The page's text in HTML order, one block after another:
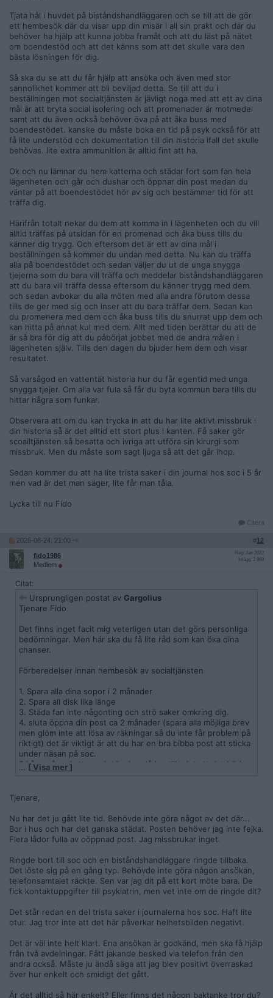
Tjata hål i huvdet på biståndshandläggaren och se till att de gör
ett hembesök där du visar upp din misär i all sin prakt och där du
behöver ha hjälp att kunna jobba framåt och att du läst på nätet
om boendestöd och att det känns som att det skulle vara den
bästa lösningen för dig.
Så ska du se att du får hjälp att ansöka och även med stor
sannolikhet kommer att bli beviljad detta. Se till att du i
beställningen mot socialtjänsten är jävligt noga med att ett av dina
mål är att bryta social isolering och att promenader är motmedel
samt att du även också behöver öva på att åka buss med
boendestödet. kanske du måste boka en tid på psyk också för att
få lite understöd och dokumentation till din historia ifall det skulle
behövas. lite extra ammunition är alltid fint att ha.
Ok och nu lämnar du hem katterna och städar fort som fan hela
lägenheten och går och dushar och öppnar din post medan du
väntar på att boendestödet hör av sig och bestämmer tid för att
träffa dig.
Härifrån totalt nekar du dem att komma in i lägenheten och du vill
alltid träffas på utsidan för en promenad och åka buss tills du
känner dig trygg. Och eftersom det är ett av dina mål i
beställningen så kommer du undan med detta. Nu kan du träffa
alla på boendestödet och sedan väljer du ut de unga snygga
tjejerna som du bara vill träffa och meddelar biståndshandläggaren
att du bara vill träffa dessa eftersom du känner trygg med dem.
och sedan avbokar du alla möten med alla andra förutom dessa
tills de ger med sig och inser att du bara träffar dem. Sedan kan
du promenera med dem och åka buss tills du snurrat upp dem och
kan hitta på annat kul med dem. Allt med tiden berättar du att de
är så bra för dig att du påbörjat jobbet med de andra målen i
lägenheten själv. Tills den dagen du bjuder hem dem och visar
resultatet.
Så varsågod en vattentät historia hur du får egentid med unga
snygga tjejer. Om alla var fula så får du byta kommun bara tills du
hittar några som funkar.
Observera att om du kan trycka in att du har lite aktivt missbruk i
din historia så är det alltid ett stort plus i kanten. Få saker gör
scoailtjänsten så besatta och ivriga att utföra sin kirurgi som
missbruk. Men du måste som sagt ljuga så att det går ihop.
Sedan kommer du att ha lite trista saker i din journal hos soc i 5 år
men vad är det man säger, lite får man tåla.
Lycka till nu Fido
Citera
2025-08-24, 21:00 #12
fido1986
Medlem
Reg: Jan 2022
Inlägg: 2 969
Citat:
Ursprungligen postat av Gargolius
Tjenare Fido
Det finns inget facit mig veterligen utan det görs personliga
bedömningar. Men här ska du få lite råd som kan öka dina
chanser.
Förberedelser innan hembesök av socialtjänsten
1. Spara alla dina sopor i 2 månader
2. Spara all disk lika länge
3. Städa fan inte någonting och strö saker omkring dig.
4. sluta öppna din post ca 2 månader (spara alla möjliga brev
men glöm inte att lösa av räkningar så du inte får problem på
riktigt) det är viktigt är att du har en bra bibba post att sticka
under näsan på soc.
5 Låna några katter och töm inte lådan tills det att det börjar
lukta gött
sönderstressad (det kan vem som helst göra spela lite suicid
dig) här inne pratar du flitigt om att du behöver ha hjälp med
struktur i vardagen äter mat och får lite justa mediciner och
du kan absolut inte tänka dig att gå hem de närmsta dagarna
eftersom du mår så jävla dåligt
OBS var i förberedelserna också noga med att lukten inte går
ut i trappuppgången etc för då får du småstäda lite under
tiden!!!!
Gör precis så som du skrev, kontakta socialtjänsten och be
att få tala med en biståndshandläggare. Här säger du sedan
hur jävla svårt livet är, du har sopor och disk staplade längs
med väggarna, Du luktar hummer eftersom tvättmaskinen
gick sönder i fjol och din sociala fobi gör att du ändå inte
träffat någon de senaste 5 åren och att du även har svårt att
duscha eftersom du inte har tid eftersom du spelar tv-spel
dygnet runt. Säg att det kommit klagomål från grannarna på
lukt i trappuppgången och att hyresvärden varnat dig och du
… [ Visa mer ]
Tjenare,
Nu har det ju gått lite tid. Behövde inte göra något av det där...
Bor i hus och har det ganska städat. Posten behöver jag inte fejka.
Flera lådor fulla av oöppnad post. Jag missbrukar inget.
Ringde bort till soc och en biståndshandläggare ringde tillbaka.
Det löste sig på en gång typ. Behövde inte göra någon ansökan,
telefonsamtalet räckte. Sen var jag dit på ett kort möte bara. De
fick kontaktuppgifter till psykiatrin, men vet inte om de ringde dit?
Det står redan en del trista saker i journalerna hos soc. Haft lite
otur. Jag tror inte att det här påverkar helhetsbilden negativt.
Det är väl inte helt klart. Ena ansökan är godkänd, men ska få hjälp
från två avdelningar. Fått jakande besked via telefon från den
andra också. Måste ju ändå säga att jag blev positivt överraskad
över hur enkelt och smidigt det gått.
Är det alltid så här enkelt? Eller finns det någon baktanke tror du?